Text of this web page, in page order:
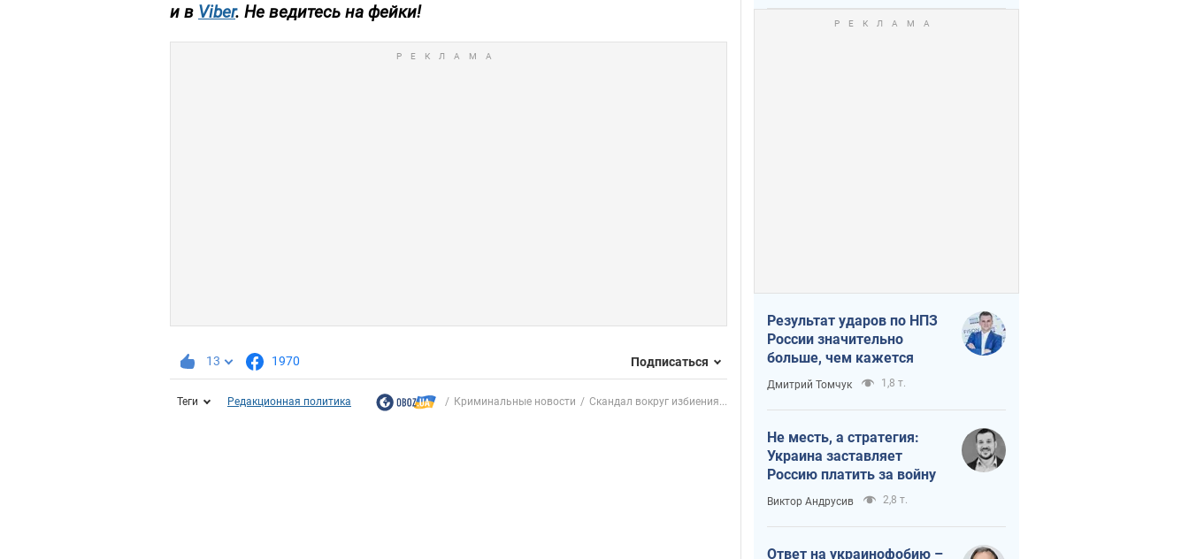
и в Viber. Не ведитесь на фейки!
13 1970 Подписаться
Теги Редакционная политика Криминальные новости Скандал вокруг избиения...
Результат ударов по НПЗ
России значительно
больше, чем кажется
Дмитрий Томчук 1,8 т.
Не месть, а стратегия:
Украина заставляет
Россию платить за войну
Виктор Андрусив 2,8 т.
Ответ на украинофобию –